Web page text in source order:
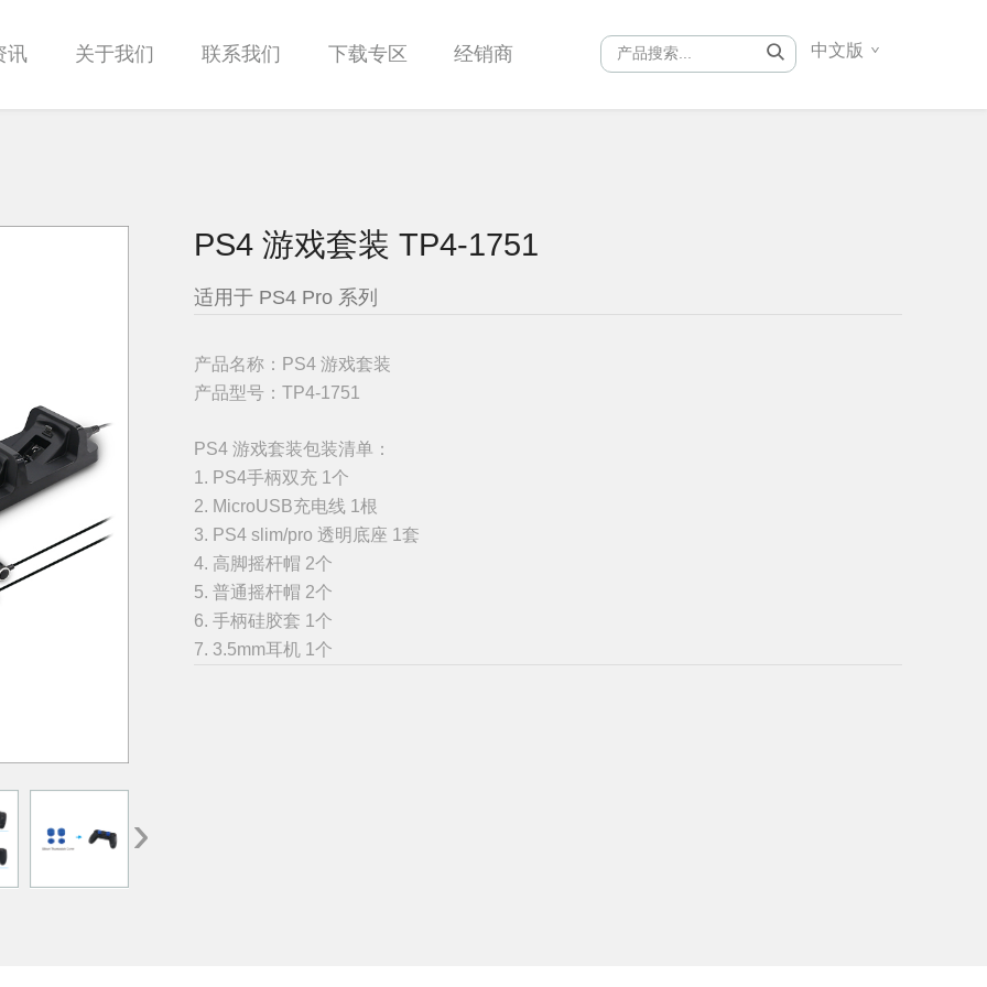
讯 关于我们 联系我们 下载专区 经销商 中文版
›
PS4 游戏套装 TP4-1751
适用于 PS4 Pro 系列
产品名称：PS4 游戏套装
产品型号：TP4-1751
PS4 游戏套装包装清单：
1. PS4手柄双充 1个
2. MicroUSB充电线 1根
3. PS4 slim/pro 透明底座 1套
4. 高脚摇杆帽 2个
5. 普通摇杆帽 2个
6. 手柄硅胶套 1个
7. 3.5mm耳机 1个